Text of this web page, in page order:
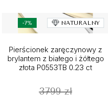
-7% NATURALNY
Pierścionek zaręczynowy z
brylantem z białego i żółtego
złota P0553TB 0.23 ct
3799 zł